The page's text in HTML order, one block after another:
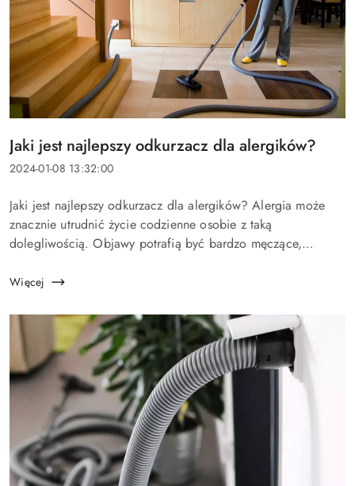
Tytuł
artykułu:
Jaki jest najlepszy odkurzacz dla alergików?
Data
2024-01-08 13:32:00
Treść
artykułu:
Jaki jest najlepszy odkurzacz dla alergików? Alergia może
znacznie utrudnić życie codzienne osobie z taką
dolegliwością. Objawy potrafią być bardzo męczące,
należy zadbać o ...
Więcej